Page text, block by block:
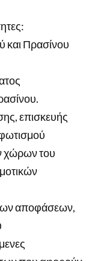
και Πρασίνου
επισκευής
χώρων του
αποφάσεων,